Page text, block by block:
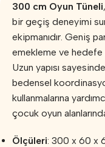
300 cm Oyun Tüneli
bir geçiş deneyimi
ekipmanıdır. Geniş
emekleme ve hedefe
Uzun yapısı
bedensel
kullanmalarına
çocuk oyun
Ölçüleri: 300 x 60 x